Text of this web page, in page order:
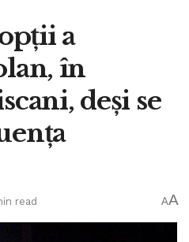
a
în
deși se
read AA